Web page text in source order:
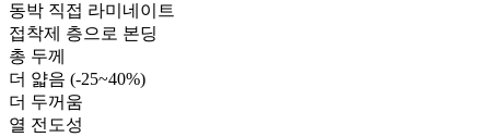
동박 직접 라미네이트
접착제 층으로 본딩
총 두께
더 얇음 (-25~40%)
더 두꺼움
열 전도성